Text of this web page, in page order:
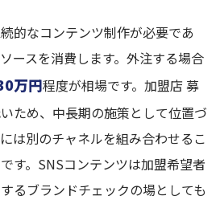
的なコンテンツ制作が必要であ
ースを消費します。外注する場合
万円程度が相場です。加盟店 募
ため、中長期の施策として位置づ
は別のチャネルを組み合わせるこ
す。SNSコンテンツは加盟希望者
るブランドチェックの場としても